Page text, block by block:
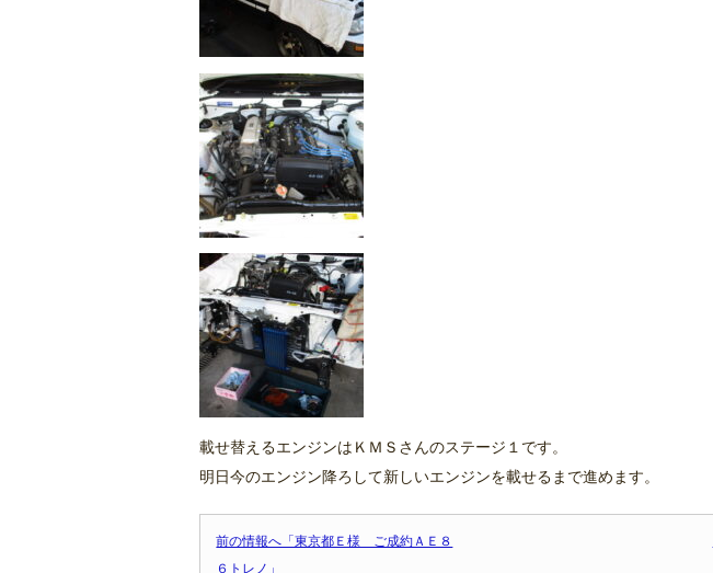
載せ替えるエンジンはＫＭＳさんのステージ１です。
明日今のエンジン降ろして新しいエンジンを載せるまで進めます。
前の情報へ「東京都Ｅ様 ご成約ＡＥ８
６トレノ」